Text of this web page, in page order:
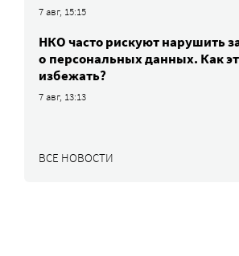
7 авг, 15:15
НКО часто рискуют нарушить
о персональных данных. Как
избежать?
7 авг, 13:13
ВСЕ НОВОСТИ